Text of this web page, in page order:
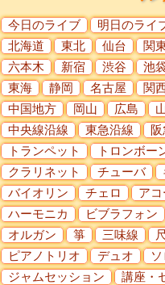
今日のライブ 明日のライ
北海道
東北 仙台 関
六本木
新宿 渋谷 池
東海
静岡 名古屋 関
中国地方
岡山 広島
中央線沿線
東急沿線
トランペット
トロンボー
クラリネット
チューバ
バイオリン
チェロ ア
ハーモニカ
ビブラフォン
オルガン
箏 三味線
ピアノトリオ
デュオ ソ
ジャムセッション
講座・